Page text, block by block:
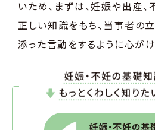
いため、まずは、妊娠や出産
正しい知識をもち、当事者の
添った言動をするように心がけ